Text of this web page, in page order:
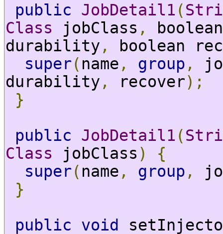
public
JobDetail1 (
Class jobClass ,
durability ,
boolean
super( name , group ,
durability , recover);
}
public
JobDetail1 (
Class jobClass )
{
super( name , group ,
}
public
void